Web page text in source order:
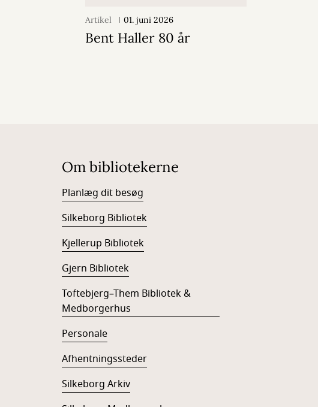
Artikel 01. juni 2026
Bent Haller 80 år
Om bibliotekerne
Planlæg dit besøg
Silkeborg Bibliotek
Kjellerup Bibliotek
Gjern Bibliotek
Toftebjerg–Them Bibliotek &
Medborgerhus
Personale
Afhentningssteder
Silkeborg Arkiv